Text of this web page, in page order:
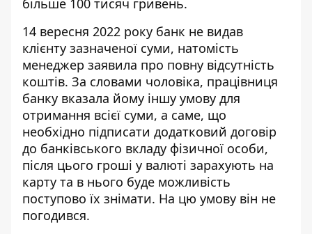
більше 100 тисяч гривень.
14 вересня 2022 року банк не видав
клієнту зазначеної суми, натомість
менеджер заявила про повну відсутність
коштів. За словами чоловіка, працівниця
банку вказала йому іншу умову для
отримання всієї суми, а саме, що
необхідно підписати додатковий договір
до банківського вкладу фізичної особи,
після цього гроші у валюті зарахують на
карту та в нього буде можливість
поступово їх знімати. На цю умову він не
погодився.